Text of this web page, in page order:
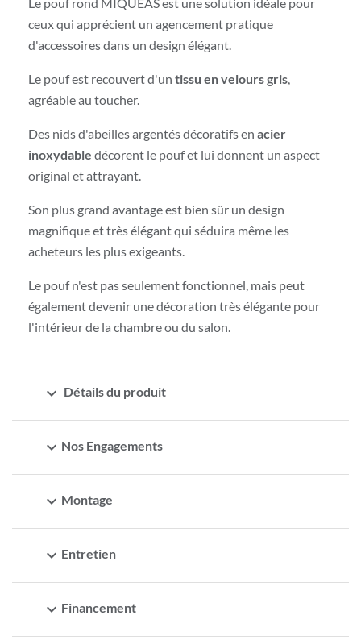
Le pouf rond MIQUEAS est une solution idéale pour
ceux qui apprécient un agencement pratique
d'accessoires dans un design élégant.
Le pouf est recouvert d'un tissu en velours gris,
agréable au toucher.
Des nids d'abeilles argentés décoratifs en acier
inoxydable décorent le pouf et lui donnent un aspect
original et attrayant.
Son plus grand avantage est bien sûr un design
magnifique et très élégant qui séduira même les
acheteurs les plus exigeants.
Le pouf n'est pas seulement fonctionnel, mais peut
également devenir une décoration très élégante pour
l'intérieur de la chambre ou du salon.
expand_more Détails du produit
expand_more Nos Engagements
expand_more Montage
expand_more Entretien
expand_more Financement